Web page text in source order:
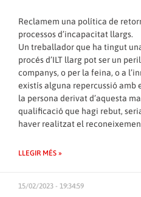
Reclamem una política de
processos d’incapacitat llargs.
Un treballador que ha tingut
procés d’ILT llarg pot ser un
companys, o per la feina, o a
existís alguna repercussió
la persona derivat d’aquesta
qualificació que hagi rebut,
haver realitzat el
LLEGIR MÉS »
15/02/2023 - 19:34:59